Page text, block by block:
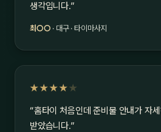
생각입니다.”
최○○ · 대구 · 타이마사지
★★★★ ★
“홈타이 처음인데 준비물 안내가 자
받았습니다.”